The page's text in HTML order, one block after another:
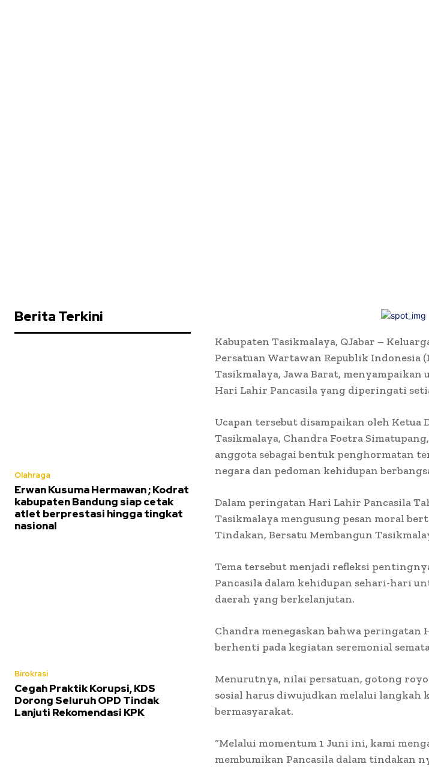
Berita Terkini
Olahraga
Erwan Kusuma Hermawan ; Kodrat
kabupaten Bandung siap cetak
atlet berprestasi hingga tingkat
nasional
Birokrasi
Cegah Praktik Korupsi, KDS
Dorong Seluruh OPD Tindak
Lanjuti Rekomendasi KPK
Kabupaten Tasikmalaya, QJabar –
Persatuan Wartawan Republik Indonesia
Tasikmalaya, Jawa Barat, menyampaikan
Hari Lahir Pancasila yang diperingati
Ucapan tersebut disampaikan oleh Ketua
Tasikmalaya, Chandra Foetra
anggota sebagai bentuk penghormatan
negara dan pedoman kehidupan
Dalam peringatan Hari Lahir Pancasila
Tasikmalaya mengusung pesan moral
Tindakan, Bersatu Membangun
Tema tersebut menjadi refleksi
Pancasila dalam kehidupan sehari-hari
daerah yang berkelanjutan.
Chandra menegaskan bahwa peringatan
berhenti pada kegiatan seremonial
Menurutnya, nilai persatuan, gotong
sosial harus diwujudkan melalui langkah
bermasyarakat.
“Melalui momentum 1 Juni ini, kami
membumikan Pancasila dalam tindakan